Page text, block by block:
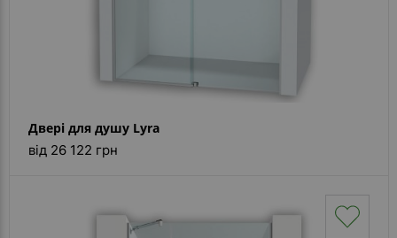
Двері для душу Lyra
від 26 122 грн